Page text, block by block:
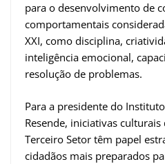
para o desenvolvimento de
comportamentais
XXI, como disciplina,
inteligência emocional,
resolução de problemas.
Para a presidente do
Resende, iniciativas
Terceiro Setor têm papel
cidadãos mais preparados